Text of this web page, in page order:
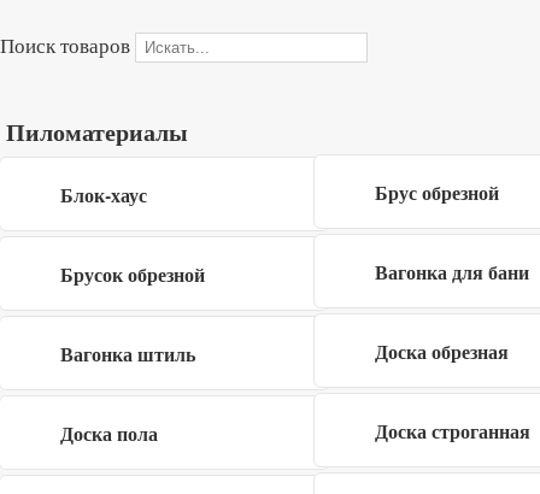
Поиск товаров
Пиломатериалы
Блок-хаус Брус обрезной
Брусок обрезной Вагонка для бани
Вагонка штиль Доска обрезная
Доска пола Доска строганная
Форма обратной связи
Я даю согласие на обработку своих
конфиденциальности